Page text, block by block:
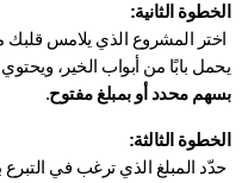
الثانية:
بابًا من أبواب الخير، ويحتوي
محدد أو بمبلغ مفتوح.
الثالثة: